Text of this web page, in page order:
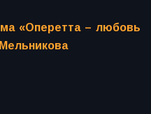
«Оперетта – любовь